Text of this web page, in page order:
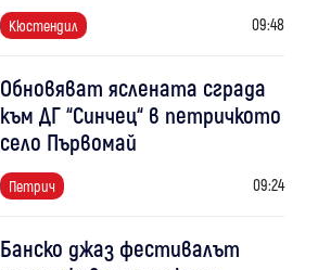
Кюстендил 09:48
Обновяват яслената сграда
към ДГ “Синчец“ в петричкото
село Първомай
Петрич 09:24
Банско джаз фестивалът